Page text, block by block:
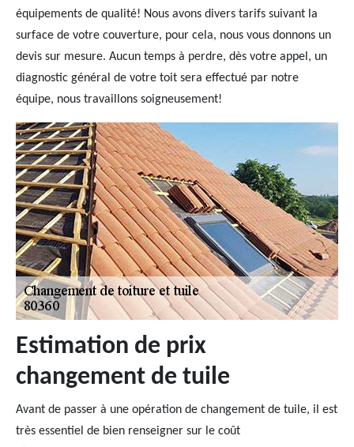
équipements de qualité! Nous avons divers tarifs suivant la
surface de votre couverture, pour cela, nous vous donnons un
devis sur mesure. Aucun temps à perdre, dès votre appel, un
diagnostic général de votre toit sera effectué par notre
équipe, nous travaillons soigneusement!
Estimation de prix
changement de tuile
Avant de passer à une opération de changement de tuile, il est
très essentiel de bien renseigner sur le coût